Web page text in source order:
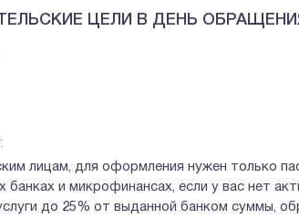
ЦЕЛИ В ДЕНЬ
лицам, для оформления нужен только
и микрофинансах, если у вас нет
до 25% от выданной банком суммы,